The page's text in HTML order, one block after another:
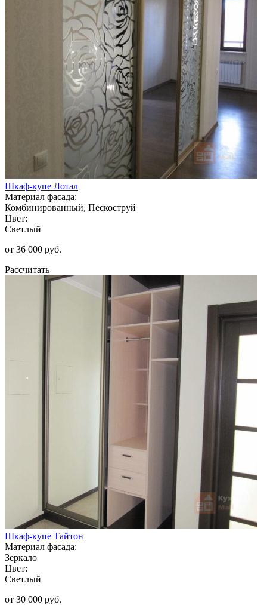
Шкаф-купе Лотал
Материал фасада:
Комбинированный, Пескоструй
Цвет:
Светлый
от 36 000 руб.
Рассчитать
Шкаф-купе Тайтон
Материал фасада:
Зеркало
Цвет:
Светлый
от 30 000 руб.